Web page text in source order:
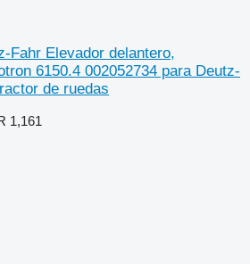
Fahr Elevador delantero,
6150.4 002052734 para Deutz-
de ruedas
1,161